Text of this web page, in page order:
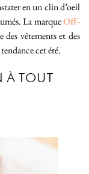
en un clin d’oeil
La marqueOff-
vêtements et des
cet été.
À TOUT